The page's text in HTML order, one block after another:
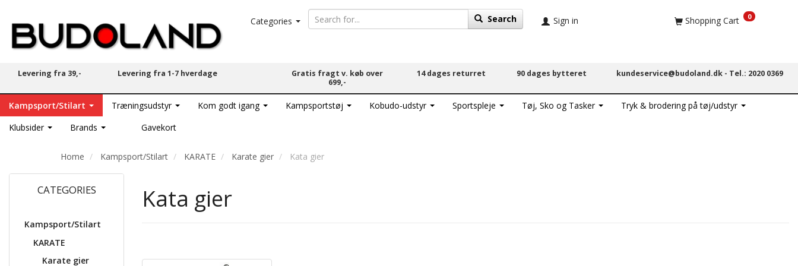
Categories Search Sign in Shopping Cart 0
Levering fra 39,- Levering fra 1-7 hverdage
Gratis fragt v. køb over
699,-
14 dages returret 90 dages bytteret kundeservice@budoland.dk - Tel.: 2020 0369
Kampsport/Stilart Træningsudstyr Kom godt igang Kampsportstøj Kobudo-udstyr Sportspleje Tøj, Sko og Tasker
Tryk & brodering på tøj/udstyr
Klubsider
Brands Gavekort
Home Kampsport/Stilart KARATE Karate gier Kata gier
CATEGORIES
Kampsport/Stilart
KARATE
Karate gier
Kata gier